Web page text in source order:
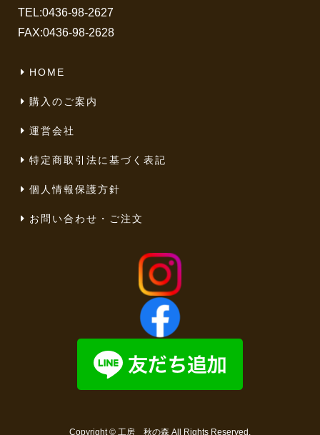
TEL:0436-98-2627
FAX:0436-98-2628
HOME
購入のご案内
運営会社
特定商取引法に基づく表記
個人情報保護方針
お問い合わせ・ご注文
Copyright © 工房 秋の森 All Rights Reserved.